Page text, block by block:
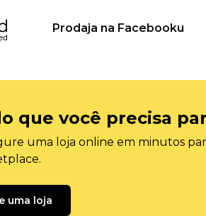
Prodaja na Facebooku
que você precisa
uma loja online em minutos
uma loja